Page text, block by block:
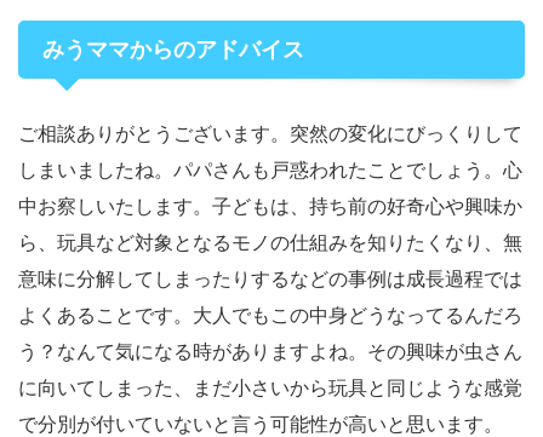
みうママからのアドバイス
ご相談ありがとうございます。突然の変化にびっくりして
しまいましたね。パパさんも戸惑われたことでしょう。心
中お察しいたします。子どもは、持ち前の好奇心や興味か
ら、玩具など対象となるモノの仕組みを知りたくなり、無
意味に分解してしまったりするなどの事例は成長過程では
よくあることです。大人でもこの中身どうなってるんだろ
う？なんて気になる時がありますよね。その興味が虫さん
に向いてしまった、まだ小さいから玩具と同じような感覚
で分別が付いていないと言う可能性が高いと思います。